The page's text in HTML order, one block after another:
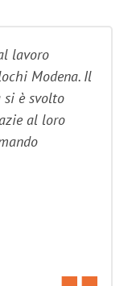
lavoro
Modena. Il
è svolto
al loro